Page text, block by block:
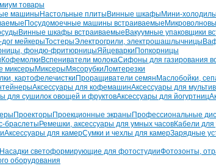
товары
машины Настольные плиты Винные шкафы Мини-
Посудомоечные машины встраиваемые
Винные шкафы встраиваемые Вакуумные упаковщики
мейкерыТостерыЭлектрогрили, электрошашлычницы
фондю-фритюрницыЯйцеварки Попкорницы
Кофемолки Вспениватели молокаСифоны для газирования
миксеры Миксеры МясорубкиЛомтерезки
картофелечистки Проращиватели семян Маслобойки,
Аксессуары для кофемашинАксессуары для
для сушилок овощей и фруктовАксессуары для йогуртниц
Проекторы Проекционные экраны Профессиональные
браслеты Ремешки, аксессуары для умных часовКабели
Аксессуары для камерСумки и чехлы для камерЗарядные
Насадки светоформирующие для фотостудииФотозонты,
оборудования